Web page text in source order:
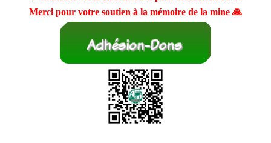
Merci pour votre soutien à la mémoire de la mine 🙏